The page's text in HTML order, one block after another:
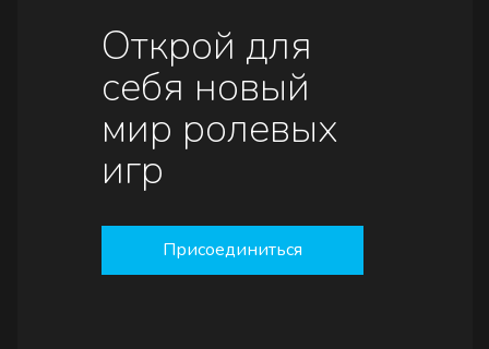
Открой для
себя новый
мир ролевых
игр
Присоединиться